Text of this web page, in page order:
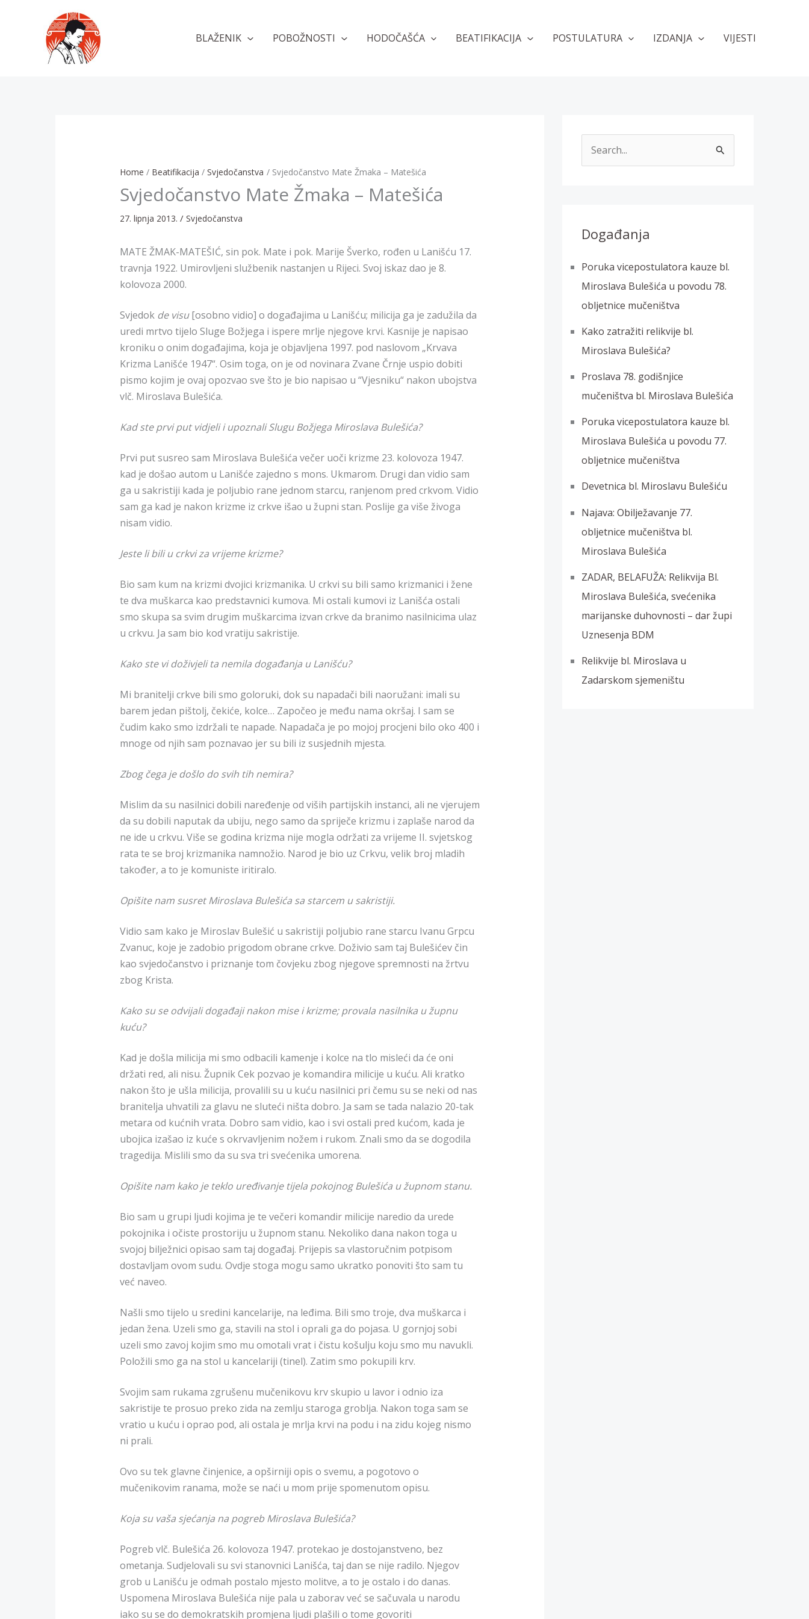
BLAŽENIK POBOŽNOSTI HODOČAŠĆA BEATIFIKACIJA POSTULATURA IZDANJA VIJESTI
Home Beatifikacija Svjedočanstva Svjedočanstvo Mate Žmaka – Matešića
Svjedočanstvo Mate Žmaka – Matešića
27. lipnja 2013. / Svjedočanstva
MATE ŽMAK-MATEŠIĆ, sin pok. Mate i pok. Marije Šverko, rođen u Lanišću 17.
travnja 1922. Umirovljeni službenik nastanjen u Rijeci. Svoj iskaz dao je 8.
kolovoza 2000.
Svjedok de visu[osobno vidio] o događajima u Lanišću; milicija ga je zadužila da
uredi mrtvo tijelo Sluge Božjega i ispere mrlje njegove krvi. Kasnije je napisao
kroniku o onim događajima, koja je objavljena 1997. pod naslovom „Krvava
Krizma Lanišće 1947“. Osim toga, on je od novinara Zvane Črnje uspio dobiti
pismo kojim je ovaj opozvao sve što je bio napisao u “Vjesniku“ nakon ubojstva
vlč. Miroslava Bulešića.
Kad ste prvi put vidjeli i upoznali Slugu Božjega Miroslava Bulešića?
Prvi put susreo sam Miroslava Bulešića večer uoči krizme 23. kolovoza 1947.
kad je došao autom u Lanišće zajedno s mons. Ukmarom. Drugi dan vidio sam
ga u sakristiji kada je poljubio rane jednom starcu, ranjenom pred crkvom. Vidio
sam ga kad je nakon krizme iz crkve išao u župni stan. Poslije ga više živoga
nisam vidio.
Jeste li bili u crkvi za vrijeme krizme?
Bio sam kum na krizmi dvojici krizmanika. U crkvi su bili samo krizmanici i žene
te dva muškarca kao predstavnici kumova. Mi ostali kumovi iz Lanišća ostali
smo skupa sa svim drugim muškarcima izvan crkve da branimo nasilnicima ulaz
u crkvu. Ja sam bio kod vratiju sakristije.
Kako ste vi doživjeli ta nemila događanja u Lanišću?
Mi branitelji crkve bili smo goloruki, dok su napadači bili naoružani: imali su
barem jedan pištolj, čekiće, kolce… Započeo je među nama okršaj. I sam se
čudim kako smo izdržali te napade. Napadača je po mojoj procjeni bilo oko 400 i
mnoge od njih sam poznavao jer su bili iz susjednih mjesta.
Zbog čega je došlo do svih tih nemira?
Mislim da su nasilnici dobili naređenje od viših partijskih instanci, ali ne vjerujem
da su dobili naputak da ubiju, nego samo da spriječe krizmu i zaplaše narod da
ne ide u crkvu. Više se godina krizma nije mogla održati za vrijeme II. svjetskog
rata te se broj krizmanika namnožio. Narod je bio uz Crkvu, velik broj mladih
također, a to je komuniste iritiralo.
Opišite nam susret Miroslava Bulešića sa starcem u sakristiji.
Vidio sam kako je Miroslav Bulešić u sakristiji poljubio rane starcu Ivanu Grpcu
Zvanuc, koje je zadobio prigodom obrane crkve. Doživio sam taj Bulešićev čin
kao svjedočanstvo i priznanje tom čovjeku zbog njegove spremnosti na žrtvu
zbog Krista.
Kako su se odvijali događaji nakon mise i krizme; provala nasilnika u župnu
kuću?
Kad je došla milicija mi smo odbacili kamenje i kolce na tlo misleći da će oni
držati red, ali nisu. Župnik Cek pozvao je komandira milicije u kuću. Ali kratko
nakon što je ušla milicija, provalili su u kuću nasilnici pri čemu su se neki od nas
branitelja uhvatili za glavu ne sluteći ništa dobro. Ja sam se tada nalazio 20-tak
metara od kućnih vrata. Dobro sam vidio, kao i svi ostali pred kućom, kada je
ubojica izašao iz kuće s okrvavljenim nožem i rukom. Znali smo da se dogodila
tragedija. Mislili smo da su sva tri svećenika umorena.
Opišite nam kako je teklo uređivanje tijela pokojnog Bulešića u župnom stanu.
Bio sam u grupi ljudi kojima je te večeri komandir milicije naredio da urede
pokojnika i očiste prostoriju u župnom stanu. Nekoliko dana nakon toga u
svojoj bilježnici opisao sam taj događaj. Prijepis sa vlastoručnim potpisom
dostavljam ovom sudu. Ovdje stoga mogu samo ukratko ponoviti što sam tu
već naveo.
Našli smo tijelo u sredini kancelarije, na leđima. Bili smo troje, dva muškarca i
jedan žena. Uzeli smo ga, stavili na stol i oprali ga do pojasa. U gornjoj sobi
uzeli smo zavoj kojim smo mu omotali vrat i čistu košulju koju smo mu navukli.
Položili smo ga na stol u kancelariji (tinel). Zatim smo pokupili krv.
Svojim sam rukama zgrušenu mučenikovu krv skupio u lavor i odnio iza
sakristije te prosuo preko zida na zemlju staroga groblja. Nakon toga sam se
vratio u kuću i oprao pod, ali ostala je mrlja krvi na podu i na zidu kojeg nismo
ni prali.
Ovo su tek glavne činjenice, a opširniji opis o svemu, a pogotovo o
mučenikovim ranama, može se naći u mom prije spomenutom opisu.
Koja su vaša sjećanja na pogreb Miroslava Bulešića?
Pogreb vlč. Bulešića 26. kolovoza 1947. protekao je dostojanstveno, bez
ometanja. Sudjelovali su svi stanovnici Lanišća, taj dan se nije radilo. Njegov
grob u Lanišću je odmah postalo mjesto molitve, a to je ostalo i do danas.
Uspomena Miroslava Bulešića nije pala u zaborav već se sačuvala u narodu
iako su se do demokratskih promjena ljudi plašili o tome govoriti
r
Događanja
Poruka vicepostulatora kauze bl.
Miroslava Bulešića u povodu 78.
obljetnice mučeništva
Kako zatražiti relikvije bl.
Miroslava Bulešića?
Proslava 78. godišnjice
mučeništva bl. Miroslava Bulešića
Poruka vicepostulatora kauze bl.
Miroslava Bulešića u povodu 77.
obljetnice mučeništva
Devetnica bl. Miroslavu Bulešiću
Najava: Obilježavanje 77.
obljetnice mučeništva bl.
Miroslava Bulešića
ZADAR, BELAFUŽA: Relikvija Bl.
Miroslava Bulešića, svećenika
marijanske duhovnosti – dar župi
Uznesenja BDM
Relikvije bl. Miroslava u
Zadarskom sjemeništu